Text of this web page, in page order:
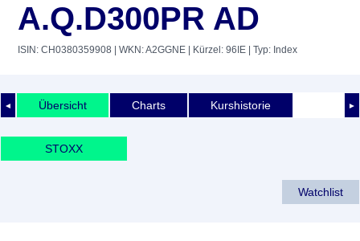
A.Q.D300PR AD
ISIN: CH0380359908 | WKN: A2GGNE | Kürzel: 96IE | Typ: Index
◄ ►
Übersicht Charts Kurshistorie
STOXX
Watchlist